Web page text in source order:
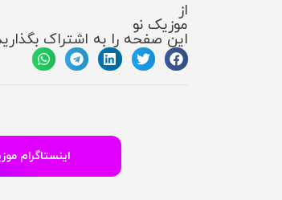
از
موزیک نو
این صفحه را به اشتراک
اینستاگرام